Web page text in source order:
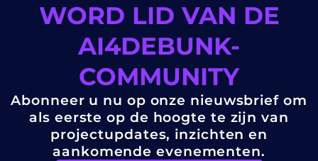
WORD LID VAN DE
AI4DEBUNK-
COMMUNITY
Abonneer u nu op onze nieuwsbrief om
als eerste op de hoogte te zijn van
projectupdates, inzichten en
aankomende evenementen.